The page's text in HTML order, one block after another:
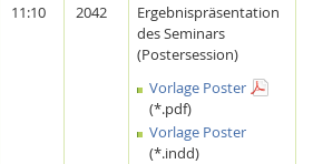
11:10 2042
Ergebnispräsentation
des Seminars
(Postersession)
Vorlage Poster
(*.pdf)
Vorlage Poster
(*.indd)